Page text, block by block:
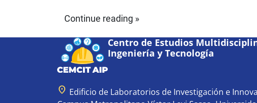
Continue reading »
Centro de Estudios
Ingeniería y Tecnología
location_on Edificio de Laboratorios de Investigación e